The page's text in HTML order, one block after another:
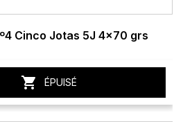
Cinco Jotas 5J 4x70 grs
 ÉPUISÉ